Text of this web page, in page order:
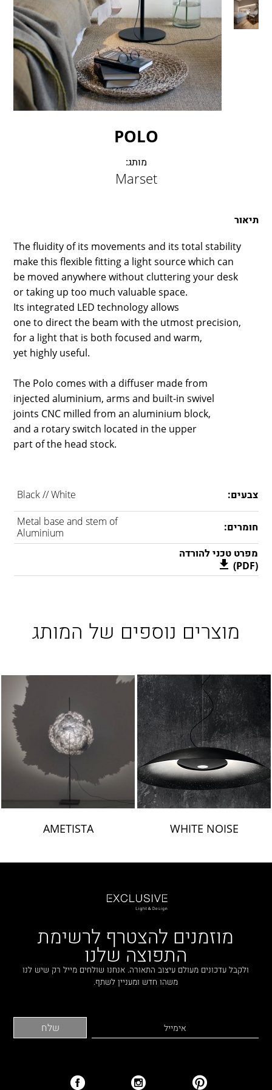
LAMBERT & FILS
ROGER PRADIER
PORSCHE
CATELLANI & SMITH
VIABIZZUNO
TOBIAS GRAU
GROK
POLO
מותג:
Marset
תיאור
The fluidity of its movements and its total stability
make this flexible fitting a light source which can
be moved anywhere without cluttering your desk
or taking up too much valuable space.
Its integrated LED technology allows
one to direct the beam with the utmost precision,
for a light that is both focused and warm,
yet highly useful.
The Polo comes with a diffuser made from
injected aluminium, arms and built-in swivel
joints CNC milled from an aluminium block,
and a rotary switch located in the upper
part of the head stock.
צבעים: Black // White
חומרים:
Metal base and stem of
Aluminium
מפרט טכני להורדה
(PDF)
מוצרים נוספים של המותג
WHITE NOISE
AMETISTA
מוזמנים להצטרף לרשימת
התפוצה שלנו
ולקבל עדכונים מעולם עיצוב התאורה. אנחנו שולחים מייל רק שיש לנו
משהו חדש ומעניין לשתף.